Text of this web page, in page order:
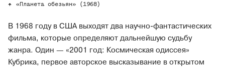
«Планета обезьян» (1968)
В 1968 году в США выходят два научно-фантастических
фильма, которые определяют дальнейшую судьбу
жанра. Один — «2001 год: Космическая одиссея»
Кубрика, первое авторское высказывание в открытом